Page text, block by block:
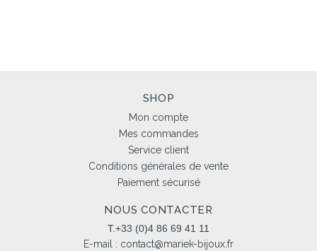
SHOP
Mon compte
Mes commandes
Service client
Conditions générales de vente
Paiement sécurisé
NOUS CONTACTER
T.+33 (0)4 86 69 41 11
E-mail : contact@mariek-bijoux.fr